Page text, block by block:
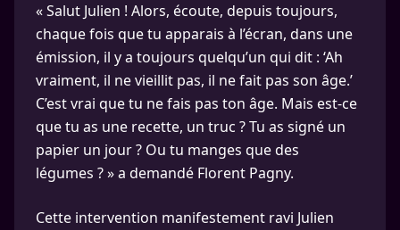
« Salut Julien ! Alors, écoute, depuis toujours,
chaque fois que tu apparais à l’écran, dans une
émission, il y a toujours quelqu’un qui dit : ‘Ah
vraiment, il ne vieillit pas, il ne fait pas son âge.’
C’est vrai que tu ne fais pas ton âge. Mais est-ce
que tu as une recette, un truc ? Tu as signé un
papier un jour ? Ou tu manges que des
légumes ? » a demandé Florent Pagny.
Cette intervention manifestement ravi Julien